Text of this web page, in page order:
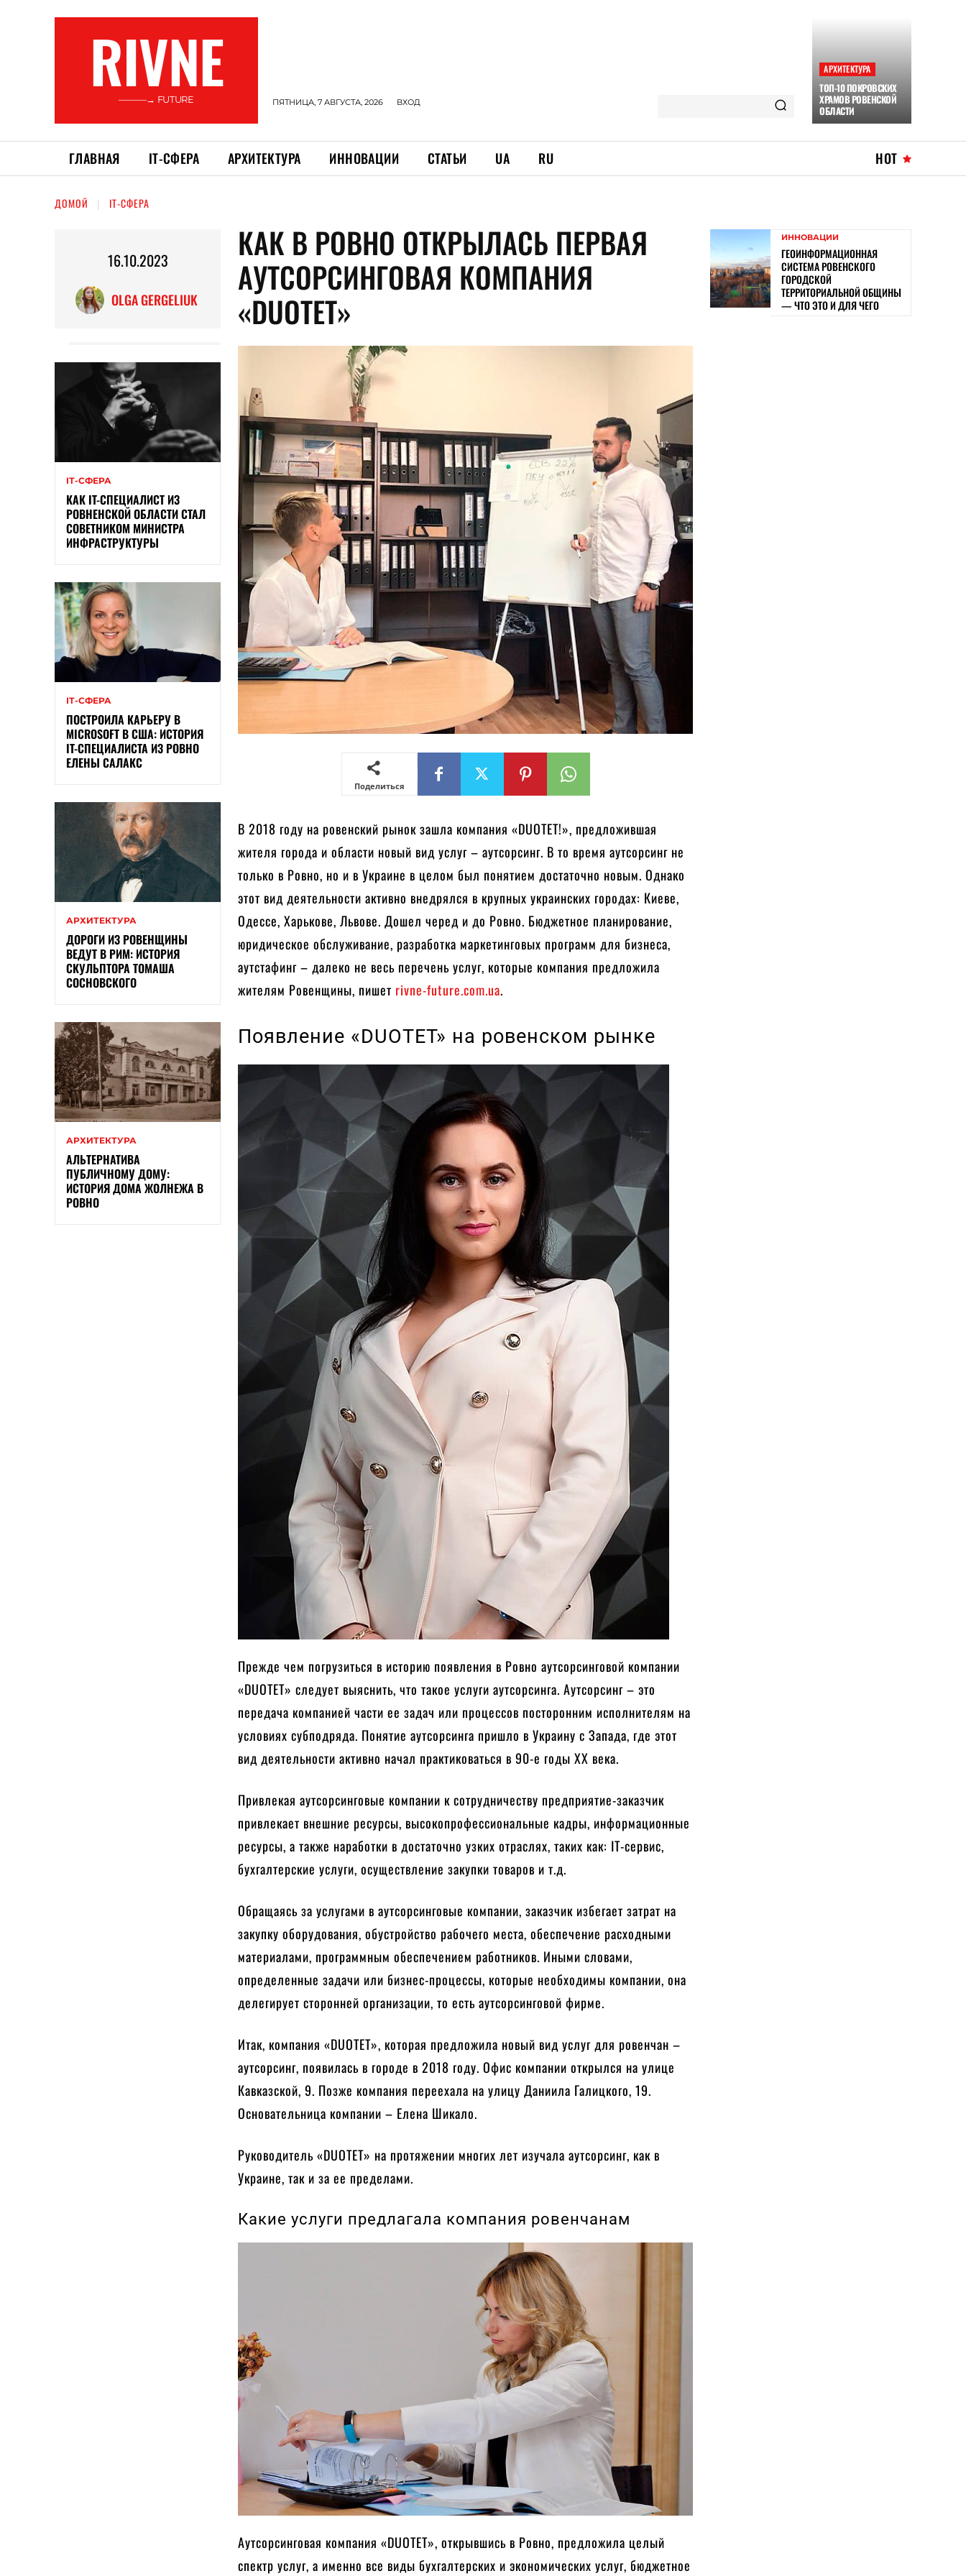
RIVNE
———→ FUTURE ПЯТНИЦА, 7 АВГУСТА, 2026 ВХОД
АРХИТЕКТУРА
ТОП-10 ПОКРОВСКИХ
ХРАМОВ РОВЕНСКОЙ
ОБЛАСТИ
ГЛАВНАЯ ІТ-СФЕРА АРХИТЕКТУРА ИННОВАЦИИ СТАТЬИ UA RU HOT
ДОМОЙ ІТ-СФЕРА
16.10.2023
OLGA GERGELIUK
ІТ-СФЕРА
КАК IT-СПЕЦИАЛИСТ ИЗ
РОВНЕНСКОЙ ОБЛАСТИ СТАЛ
СОВЕТНИКОМ МИНИСТРА
ИНФРАСТРУКТУРЫ
ІТ-СФЕРА
ПОСТРОИЛА КАРЬЕРУ В
MICROSOFT В США: ИСТОРИЯ
IT-СПЕЦИАЛИСТА ИЗ РОВНО
ЕЛЕНЫ САЛАКС
АРХИТЕКТУРА
ДОРОГИ ИЗ РОВЕНЩИНЫ
ВЕДУТ В РИМ: ИСТОРИЯ
СКУЛЬПТОРА ТОМАША
СОСНОВСКОГО
АРХИТЕКТУРА
АЛЬТЕРНАТИВА
ПУБЛИЧНОМУ ДОМУ:
ИСТОРИЯ ДОМА ЖОЛНЕЖА В
РОВНО
КАК В РОВНО ОТКРЫЛАСЬ ПЕРВАЯ
АУТСОРСИНГОВАЯ КОМПАНИЯ
«DUOTET»
Поделиться
В 2018 году на ровенский рынок зашла компания «DUOTET!», предложившая
жителя города и области новый вид услуг – аутсорсинг. В то время аутсорсинг не
только в Ровно, но и в Украине в целом был понятием достаточно новым. Однако
этот вид деятельности активно внедрялся в крупных украинских городах: Киеве,
Одессе, Харькове, Львове. Дошел черед и до Ровно. Бюджетное планирование,
юридическое обслуживание, разработка маркетинговых программ для бизнеса,
аутстафинг – далеко не весь перечень услуг, которые компания предложила
жителям Ровенщины, пишет rivne-future.com.ua.
Появление «DUOTET» на ровенском рынке
Прежде чем погрузиться в историю появления в Ровно аутсорсинговой компании
«DUOTET» следует выяснить, что такое услуги аутсорсинга. Аутсорсинг – это
передача компанией части ее задач или процессов посторонним исполнителям на
условиях субподряда. Понятие аутсорсинга пришло в Украину с Запада, где этот
вид деятельности активно начал практиковаться в 90-е годы XX века.
Привлекая аутсорсинговые компании к сотрудничеству предприятие-заказчик
привлекает внешние ресурсы, высокопрофессиональные кадры, информационные
ресурсы, а также наработки в достаточно узких отраслях, таких как: IT-сервис,
бухгалтерские услуги, осуществление закупки товаров и т.д.
Обращаясь за услугами в аутсорсинговые компании, заказчик избегает затрат на
закупку оборудования, обустройство рабочего места, обеспечение расходными
материалами, программным обеспечением работников. Иными словами,
определенные задачи или бизнес-процессы, которые необходимы компании, она
делегирует сторонней организации, то есть аутсорсинговой фирме.
Итак, компания «DUOTET», которая предложила новый вид услуг для ровенчан –
аутсорсинг, появилась в городе в 2018 году. Офис компании открылся на улице
Кавказской, 9. Позже компания переехала на улицу Даниила Галицкого, 19.
Основательница компании – Елена Шикало.
Руководитель «DUOTET» на протяжении многих лет изучала аутсорсинг, как в
Украине, так и за ее пределами.
Какие услуги предлагала компания ровенчанам
Аутсорсинговая компания «DUOTET», открывшись в Ровно, предложила целый
спектр услуг, а именно все виды бухгалтерских и экономических услуг, бюджетное
ИННОВАЦИИ
ГЕОИНФОРМАЦИОННАЯ
СИСТЕМА РОВЕНСКОГО
ГОРОДСКОЙ
ТЕРРИТОРИАЛЬНОЙ ОБЩИНЫ
— ЧТО ЭТО И ДЛЯ ЧЕГО